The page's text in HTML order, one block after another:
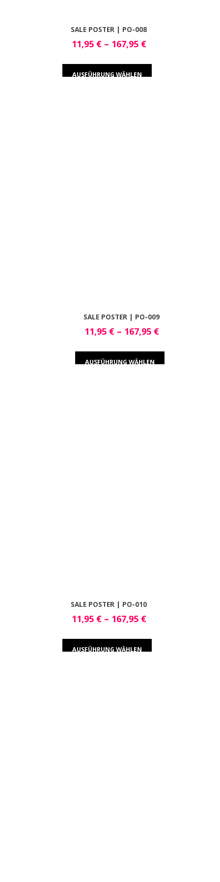
SALE POSTER | PO-008
11,95 €– 167,95 €
AUSFÜHRUNG WÄHLEN
SALE POSTER | PO-009
11,95 €– 167,95 €
AUSFÜHRUNG WÄHLEN
SALE POSTER | PO-010
11,95 €– 167,95 €
AUSFÜHRUNG WÄHLEN